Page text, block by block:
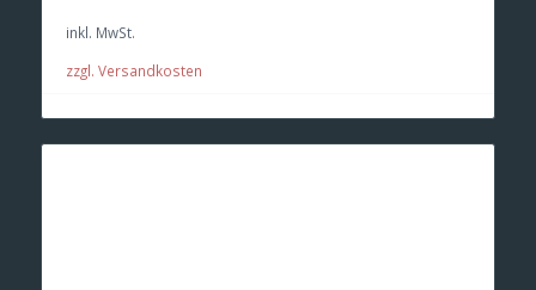
inkl. MwSt.
zzgl. Versandkosten